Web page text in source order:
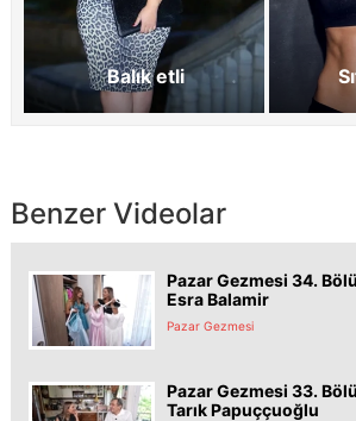
Balık etli
Benzer Videolar
Pazar Gezmesi 34.
Esra Balamir
Pazar Gezmesi
Pazar Gezmesi 33.
Tarık Papuççuoğlu